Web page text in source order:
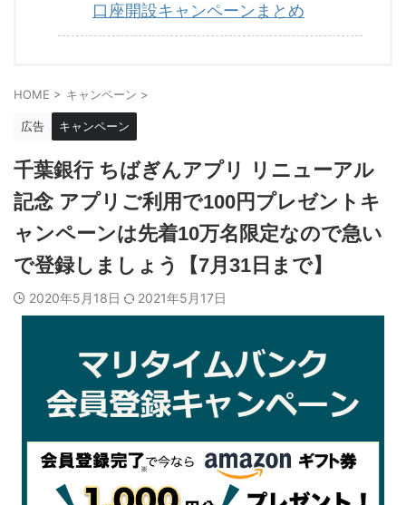
口座開設キャンペーンまとめ
HOME > キャンペーン >
広告 キャンペーン
千葉銀行 ちばぎんアプリ リニューアル
記念 アプリご利用で100円プレゼントキ
ャンペーンは先着10万名限定なので急い
で登録しましょう【7月31日まで】
2020年5月18日 2021年5月17日